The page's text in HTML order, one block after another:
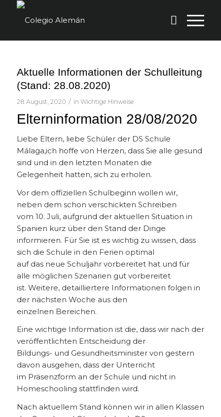
Aktuelle Informationen der Schulleitung
(Stand: 28.08.2020)
28 August, 2020 / in Wichtige Hinweise
Elterninformation 28/08/2020
Liebe Eltern, liebe Schüler der DS Schule
Málaga,ich hoffe von Herzen, dass Sie alle gesund
sind und in den letzten Monaten die
Gelegenheit hatten, sich zu erholen.
Vor dem offiziellen Schulbeginn wollen wir,
neben dem schon verschickten Schreiben
vom 10. Juli, aufgrund der aktuellen Situation in
Spanien kurz über den Stand der Dinge
informieren. Für Sie ist es wichtig zu wissen, dass
sich die Schule in den Ferien optimal
auf das neue Schuljahr vorbereitet hat und für
alle möglichen Szenarien gut vorbereitet
ist. Weitere, detailliertere Informationen folgen in
der nächsten Woche aus den
einzelnen Bereichen.
Eine wichtige Information ist die, dass wir nach der
veröffentlichten Entscheidung der
Bildungs- und Gesundheitsminister von gestern
davon ausgehen, dass der Unterricht
im Präsenzform an der Schule und nicht in
Homeschooling stattfinden wird.
Nach aktuellem Stand können wir in allen Klassen